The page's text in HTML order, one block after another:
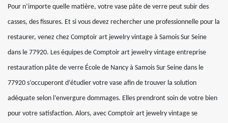
Pour n’importe quelle matière, votre vase pâte de verre peut subir des
casses, des fissures. Et si vous devez rechercher une professionnelle pour la
restaurer, venez chez Comptoir art jewelry vintage à Samois Sur Seine
dans le 77920. Les équipes de Comptoir art jewelry vintage entreprise
restauration pâte de verre École de Nancy à Samois Sur Seine dans le
77920 s’occuperont d’étudier votre vase afin de trouver la solution
adéquate selon l’envergure dommages. Elles prendront soin de votre bien
pour votre satisfaction. Alors, avec Comptoir art jewelry vintage se